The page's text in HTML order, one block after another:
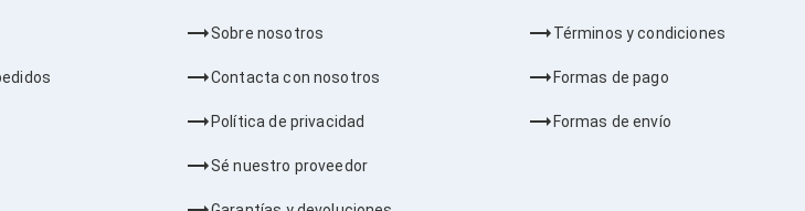
Sobre nosotros
Contacta con nosotros
Política de privacidad
Sé nuestro proveedor
Términos y condiciones
Formas de pago
Formas de envío